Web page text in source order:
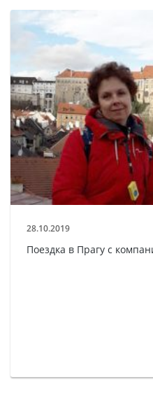
28.10.2019
Поездка в Прагу с